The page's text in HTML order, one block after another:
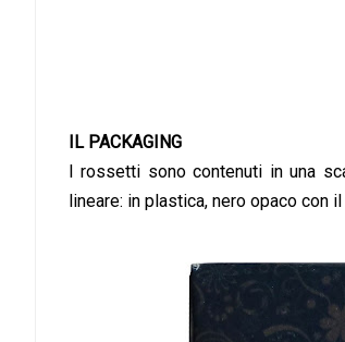
IL PACKAGING
I rossetti sono contenuti in una
lineare: in plastica, nero opaco con